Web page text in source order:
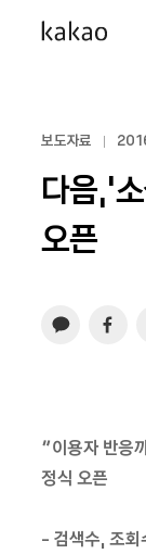
보도자료
다음,‘
오픈
“이용자 반응
정식 오픈
- 검색수, 조회